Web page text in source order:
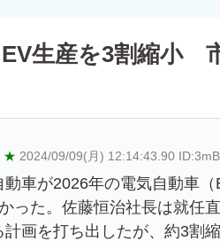
EV生産を3割縮小
★ 2024/09/09(月) 12:14:43.90
車が2026年の電気自動車
った。佐藤恒治社長は就任
計画を打ち出したが、約3割